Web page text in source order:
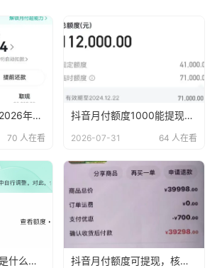
抖音月付靠谱吗？2026年最新抖音月付使用秘籍
70 人在看
抖音月付额度1000能提现吗？2026年正确使用方式
2026-07-31 64 人在看
抖音月付开通流程是什么？2026年抖音月付怎么用 抖音月付额度可提现，核销回款便捷无忧！